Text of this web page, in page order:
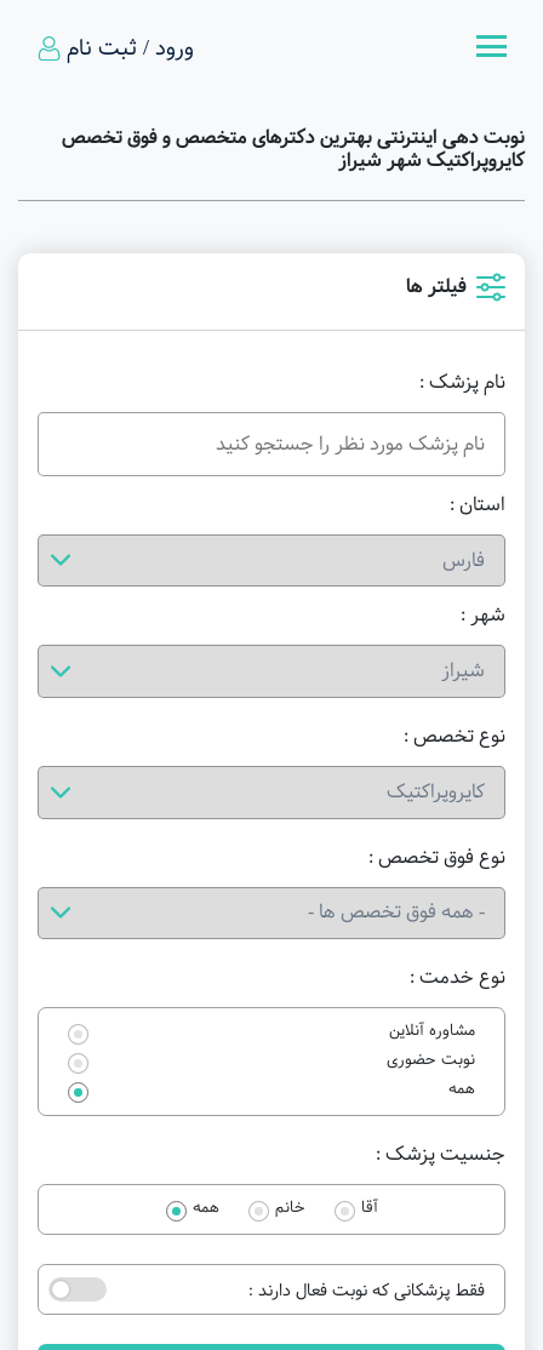
ورود / ثبت نام
نوبت دهی اینترنتی بهترین دکترهای متخصص و فوق تخصص
کایروپراکتیک شهر شیراز
فیلتر ها
نام پزشک :
استان :
شهر :
نوع خدمت :
مشاوره آنلاین
نوبت حضوری
همه
نوع تخصص :
نوع فوق تخصص :
جنسیت پزشک :
آقا خانم همه
فقط پزشکانی که نوبت فعال دارند :